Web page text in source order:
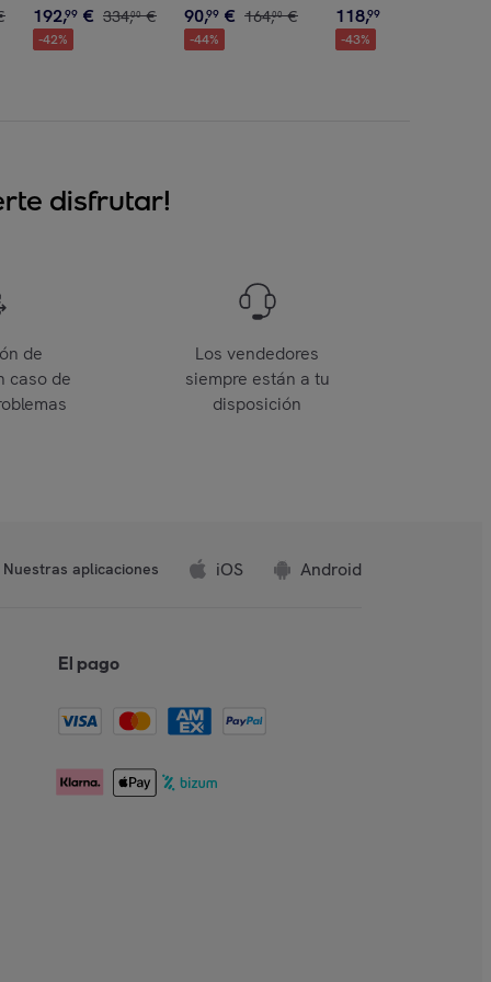
192,99 € 334,00 €
-42%
90,99 € 164,00 €
-44%
118,99
-43%
disfrutar!
de
caso de
Los vendedores
siempre están a tu
disposición
Nuestras aplicaciones iOS Android
El pago